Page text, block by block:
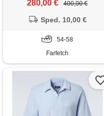
280,00 € 400,00 €
Sped. 10,00 €
54-58
Farfetch